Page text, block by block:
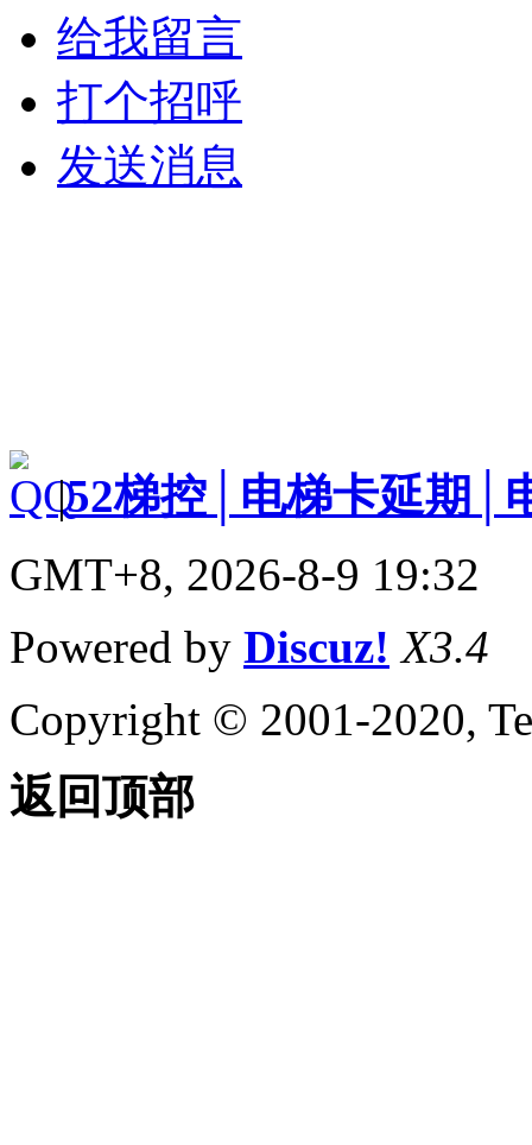
给我留言
打个招呼
发送消息
|52梯控│电梯卡延期│
GMT+8, 2026-8-9 19:32
Powered by Discuz! X3.4
Copyright © 2001-2020,
返回顶部